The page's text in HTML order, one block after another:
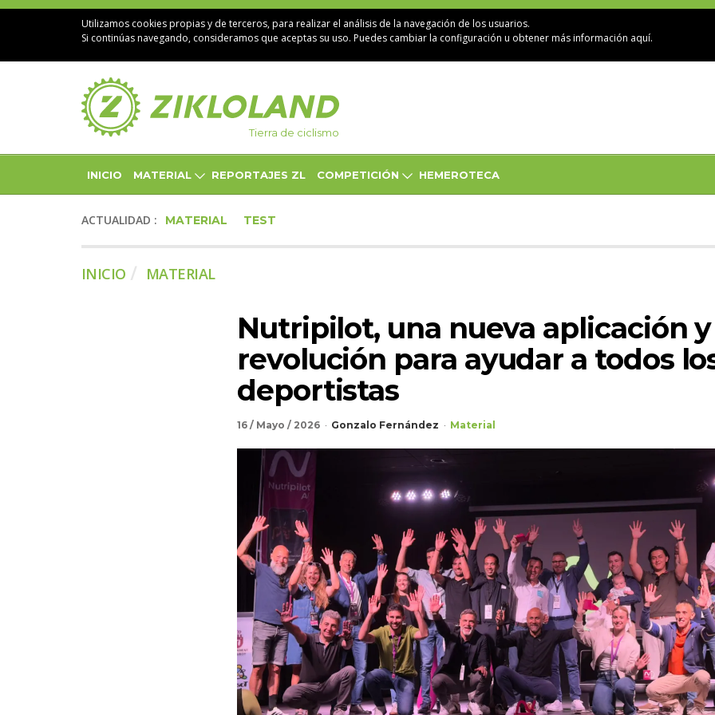
Utilizamos cookies propias y de terceros, para realizar el análisis de la navegación de los usuarios.
Si continúas navegando, consideramos que aceptas su uso. Puedes cambiar la configuración u obtenermás información aquí.
Tierra de ciclismo
INICIO MATERIAL REPORTAJES ZL COMPETICIÓN HEMEROTECA
ACTUALIDAD : MATERIAL TEST
INICIO MATERIAL
Nutripilot, una nueva aplicación y
revolución para ayudar a todos
deportistas
16 / Mayo / 2026 Gonzalo Fernández Material